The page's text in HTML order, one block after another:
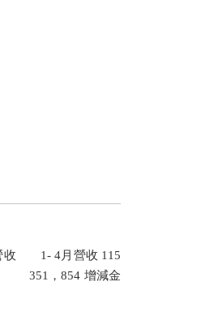
1- 4月營收 115
，854 增減金